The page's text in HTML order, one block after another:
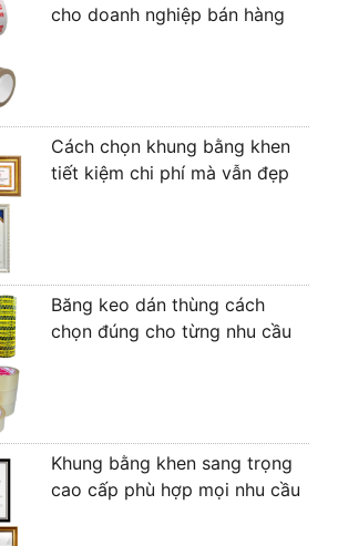
cho doanh nghiệp bán hàng
Cách chọn khung bằng khen
tiết kiệm chi phí mà vẫn đẹp
Băng keo dán thùng cách
chọn đúng cho từng nhu cầu
Khung bằng khen sang trọng
cao cấp phù hợp mọi nhu cầu